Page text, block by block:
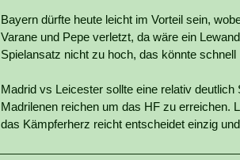
Bayern dürfte heute leicht im Vorteil sein,
Varane und Pepe verletzt, da wäre ein
Spielansatz nicht zu hoch, das könnte
Madrid vs Leicester sollte eine relativ
Madrilenen reichen um das HF zu erreichen.
das Kämpferherz reicht entscheidet einzig